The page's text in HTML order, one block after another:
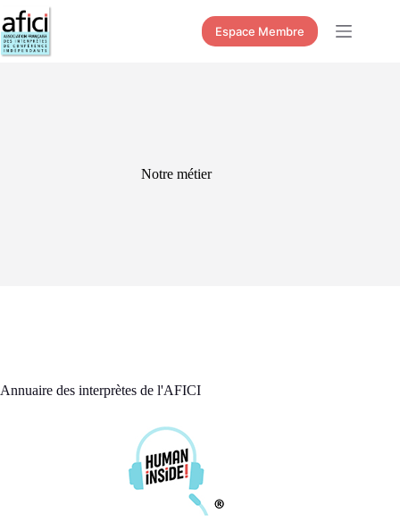
Passer
au
contenu
Espace Membre
Notre métier
Annuaire des interprètes de l'AFICI